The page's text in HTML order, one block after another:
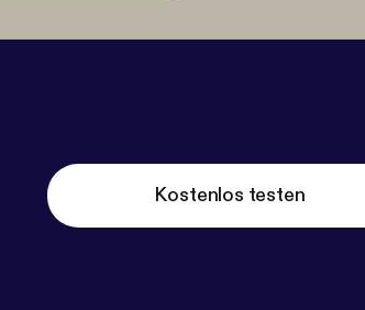
Kostenlos testen